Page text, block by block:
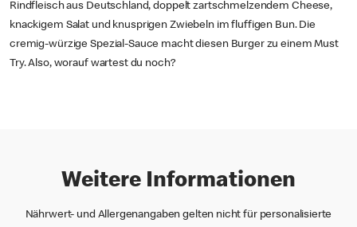
Rindfleisch aus Deutschland, doppelt zartschmelzendem Cheese,
knackigem Salat und knusprigen Zwiebeln im fluffigen Bun. Die
cremig-würzige Spezial-Sauce macht diesen Burger zu einem Must
Try. Also, worauf wartest du noch?
Weitere Informationen
Nährwert- und Allergenangaben gelten nicht für personalisierte